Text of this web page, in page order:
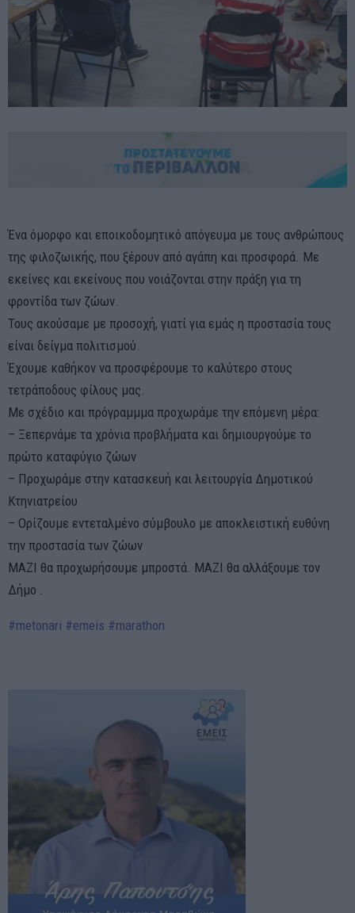
Ένα όμορφο και εποικοδομητικό απόγευμα με τους ανθρώπους
της φιλοζωικής, που ξέρουν από αγάπη και προσφορά. Με
εκείνες και εκείνους που νοιάζονται στην πράξη για τη
φροντίδα των ζώων.
Τους ακούσαμε με προσοχή, γιατί για εμάς η προστασία τους
είναι δείγμα πολιτισμού.
Έχουμε καθήκον να προσφέρουμε το καλύτερο στους
τετράποδους φίλους μας.
Με σχέδιο και πρόγραμμμα προχωράμε την επόμενη μέρα:
– Ξεπερνάμε τα χρόνια προβλήματα και δημιουργούμε το
πρώτο καταφύγιο ζώων
– Προχωράμε στην κατασκευή και λειτουργία Δημοτικού
Κτηνιατρείου
– Ορίζουμε εντεταλμένο σύμβουλο με αποκλειστική ευθύνη
την προστασία των ζώων
ΜΑΖΙ θα προχωρήσουμε μπροστά. ΜΑΖΙ θα αλλάξουμε τον
Δήμο .
#metonari #emeis #marathon